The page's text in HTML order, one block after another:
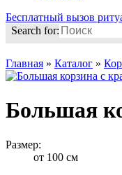
Бесплатный вызов
Search for:
Главная » Каталог »
Большая
Размер:
от 100 см